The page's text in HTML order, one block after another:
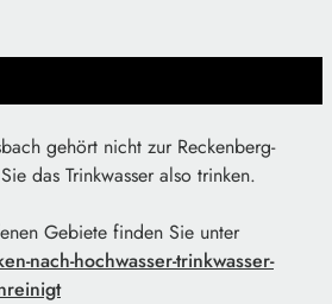
gehört nicht zur Reckenberg-
das Trinkwasser also trinken.
Gebiete finden Sie unter
nach-hochwasser-trinkwasser-